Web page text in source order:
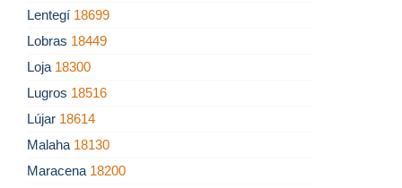
Lentegí 18699
Lobras 18449
Loja 18300
Lugros 18516
Lújar 18614
Malaha 18130
Maracena 18200